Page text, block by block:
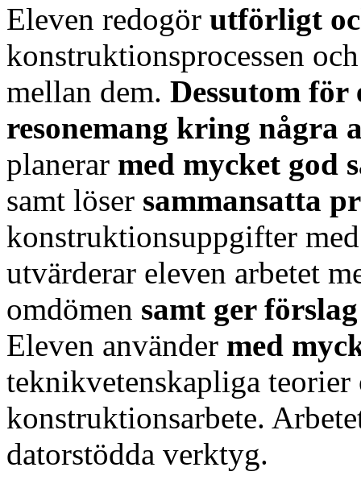
Eleven redogör utförligt
konstruktionsprocessen
mellan dem. Dessutom för
resonemang kring några
planerar med mycket god
samt löser sammansatta
konstruktionsuppgifter
utvärderar eleven arbetet
omdömen samt ger
Eleven använder med
teknikvetenskapliga
konstruktionsarbete.
datorstödda verktyg.